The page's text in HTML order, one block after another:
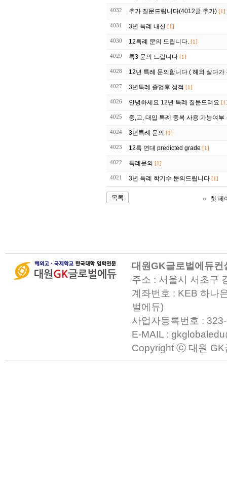
4032 추가 질문드립니다(4012글 추가) [1]
4031 3년 특례 내신 [1]
4030 12특례 문의 드립니다. [1]
4029 특3 문의 드립니다 [1]
4028 12년 특례 문의합니다 ( 해외 살다가
4027 3년특례 졸업후 성적 [1]
4026 안녕하세요 12년 특례 질문드려요
4025 중,고, 대입 특례 중복 사용 가능여부
4024 3년특례 문의 [1]
4023 12특 연대 predicted grade [1]
4022 특례문의 [1]
4021 3년 특례 학기수 문의드립니다 [1]
목록 첫 페
대원GK글로벌에듀
주소 : 서울시 서초구
계좌번호 : KEB 하나
벌에듀)
사업자등록번호 :
E-MAIL :
Copyright ⓒ 대원 GK